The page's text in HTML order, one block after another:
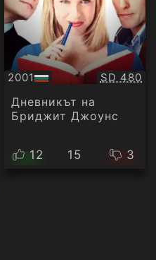
2001
БГ
аудио
SD 480
Дневникът на
Бриджит Джоунс
12 15 3